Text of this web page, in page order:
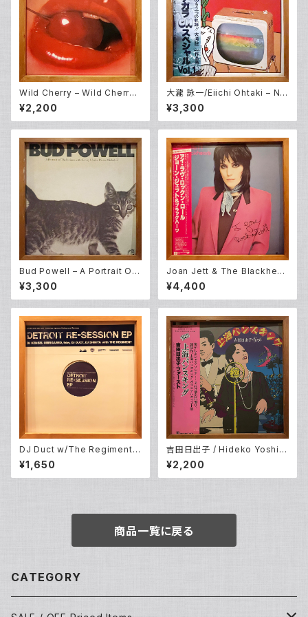
Wild Cherry – Wild Cherry
(LP)
¥2,200
大瀧 詠一/Eiichi Ohtaki – Nia
gara CM Special Vol. 1 (LP)
¥3,300
Bud Powell – A Portrait Of
Thelonious (LP)
¥3,300
Joan Jett & The Blackhear
ts – I Love Rock 'N Roll (L
P)
¥4,400
DJ Duct w/The Regiment ‎–
Backyard Edit Pt.6: Detroit
Re-Session EP (12EP)
¥1,650
吉田日出子 / Hideko Yoshid
a – 上海バンスキング / Shang
hai Vance King (LP)
¥2,200
商品一覧に戻る
CATEGORY